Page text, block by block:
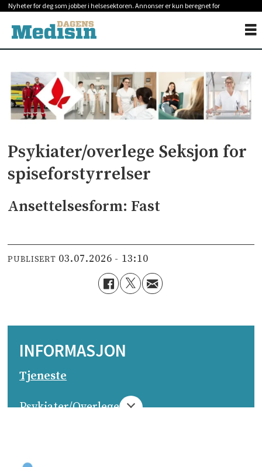
Nyheter for deg som jobber i helsesektoren. Annonser er kun beregnet for
Psykiater/overlege Seksjon for
spiseforstyrrelser
Ansettelsesform: Fast
PUBLISERT 03.07.2026 - 13:10
INFORMASJON
Tjeneste
Psykiater/Overlege